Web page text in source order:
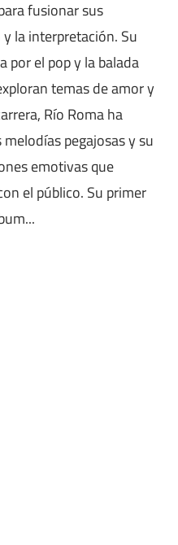
fusionar sus
la interpretación. Su
por el pop y la balada
temas de amor y
Río Roma ha
pegajosas y su
emotivas que
el público. Su primer